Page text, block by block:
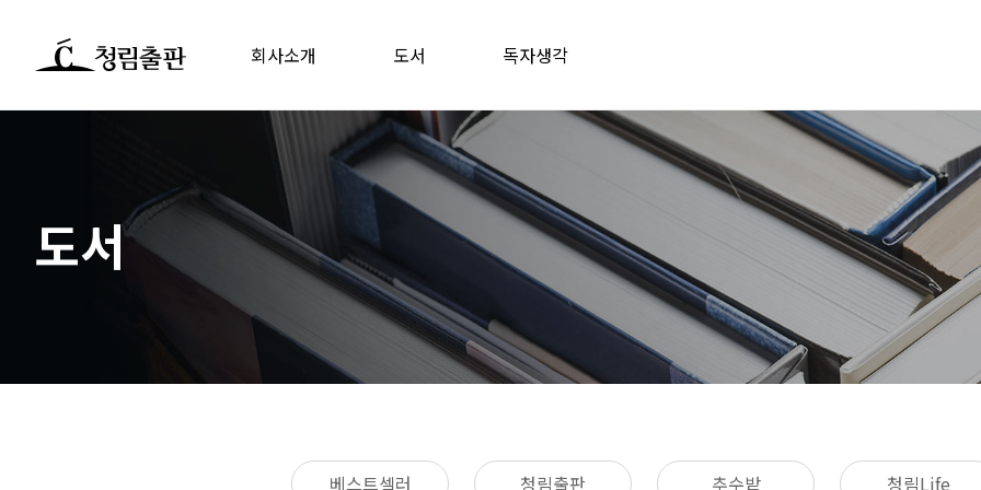
회사소개 도서 독자생각
도서
베스트셀러 청림출판 추수밭 청림Life